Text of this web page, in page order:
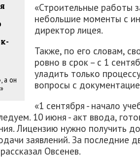
а он
«Строительные работы
небольшие моменты с
директор лицея.
Также, по его словам,
ровно в срок – с 1
уладить только
вопросы с
«1 сентября - начало
10 июня - акт ввода,
Лицензию нужно получить
заявлений. За последние
Овсенев.